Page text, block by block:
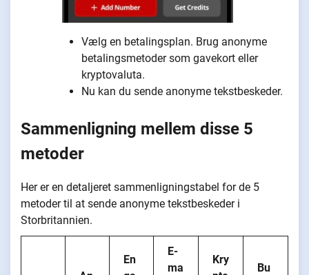
Vælg en betalingsplan. Brug anonyme
betalingsmetoder som gavekort eller
kryptovaluta.
Nu kan du sende anonyme tekstbeskeder.
Sammenligning mellem disse 5
metoder
Her er en detaljeret sammenligningstabel for de 5
metoder til at sende anonyme tekstbeskeder i
Storbritannien.
En
E-
ma
Kry
Bu